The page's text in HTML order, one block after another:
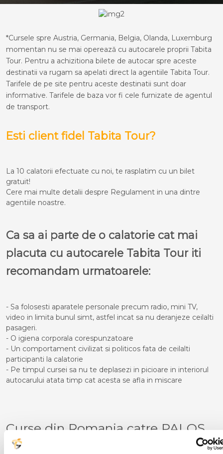
*Cursele spre Austria, Germania, Belgia, Olanda, Luxemburg
momentan nu se mai operează cu autocarele proprii Tabita
Tour. Pentru a achizitiona bilete de autocar spre aceste
destinatii va rugam sa apelati direct la agentiile Tabita Tour.
Tarifele de pe site pentru aceste destinatii sunt doar
informative. Tarifele de baza vor fi cele furnizate de agentul
de transport.
Esti client fidel Tabita Tour?
La 10 calatorii efectuate cu noi, te rasplatim cu un bilet
gratuit!
Cere mai multe detalii despre Regulament in una dintre
agentiile noastre.
Ca sa ai parte de o calatorie cat mai
placuta cu autocarele Tabita Tour iti
recomandam urmatoarele:
- Sa folosesti aparatele personale precum radio, mini TV,
video in limita bunul simt, astfel incat sa nu deranjeze ceilalti
pasageri.
- O igiena corporala corespunzatoare
- Un comportament civilizat si politicos fata de ceilalti
participanti la calatorie
- Pe timpul cursei sa nu te deplasezi in picioare in interiorul
autocarului atata timp cat acesta se afla in miscare
Curse din Romania catre PALOS
DE LA FRONTERA: